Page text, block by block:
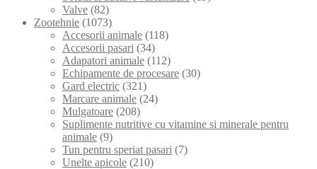
Valve (82)
Zootehnie (1073)
Accesorii animale (118)
Accesorii pasari (34)
Adapatori animale (112)
Echipamente de procesare (30)
Gard electric (321)
Marcare animale (24)
Mulgatoare (208)
Suplimente nutritive cu vitamine si minerale pentru
animale (9)
Tun pentru speriat pasari (7)
Unelte apicole (210)